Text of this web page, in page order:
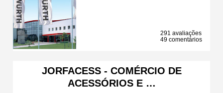
291 avaliações
49 comentários
JORFACESS - COMÉRCIO DE
ACESSÓRIOS E …